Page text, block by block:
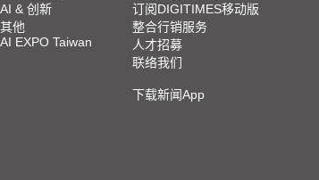
国际电脑展COMPUTEX TAIPEI 展会精
AI & 创新
其他
AI EXPO Taiwan
订阅DIGITIMES移动版
整合行销服务
人才招募
联络我们
下载新闻App